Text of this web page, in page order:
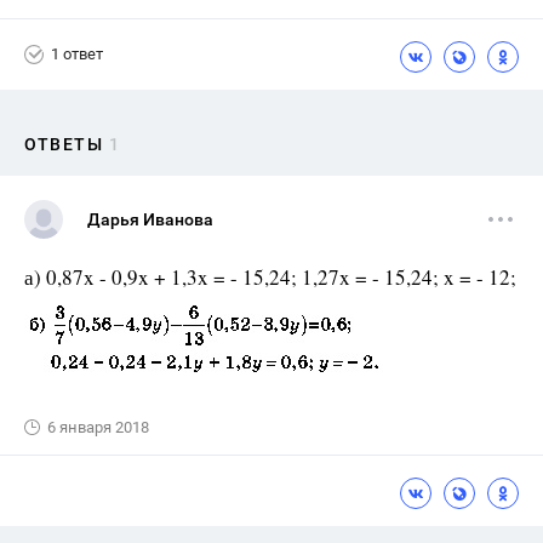
1 ответ
ОТВЕТЫ 1
Дарья Иванова
а) 0,87x - 0,9x + 1,3x = - 15,24; 1,27x = - 15,24; x = - 12;
6 января 2018